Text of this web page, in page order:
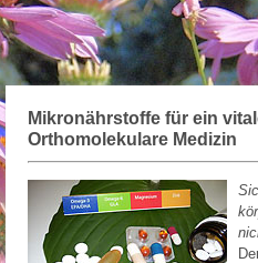
Mikronährstoffe für ein
Orthomolekulare Medizin